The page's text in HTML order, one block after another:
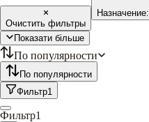
Очистить фильтры
Назначение:
Показати більше
По популярности
По популярности
Фильтр1
Фильтр1